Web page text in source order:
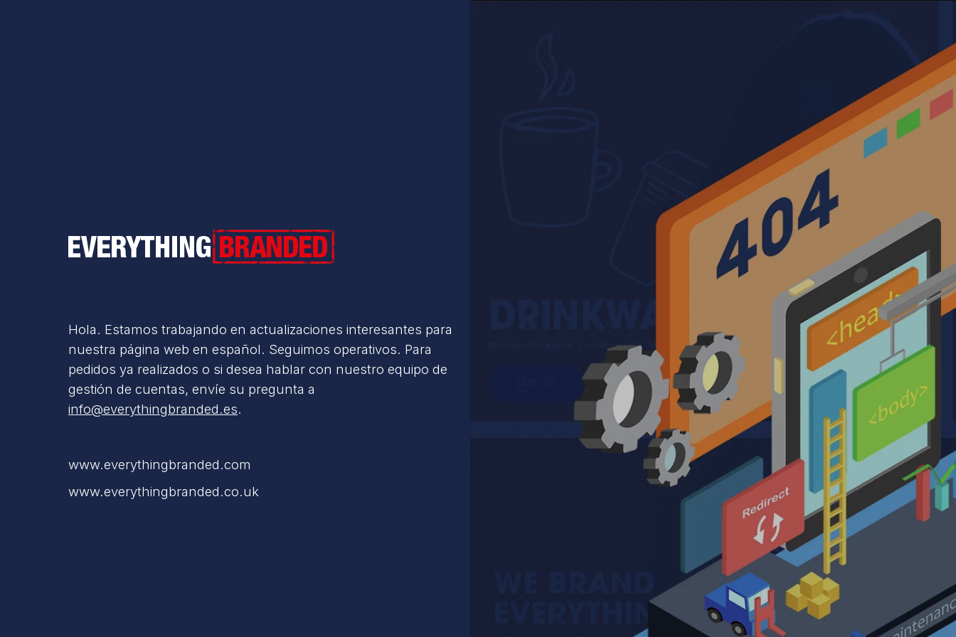
Everything Branded
Hola. Estamos trabajando en actualizaciones interesantes para
nuestra página web en español. Seguimos operativos. Para
pedidos ya realizados o si desea hablar con nuestro equipo de
gestión de cuentas, envíe su pregunta a
info@everythingbranded.es.
www.everythingbranded.com
www.everythingbranded.co.uk